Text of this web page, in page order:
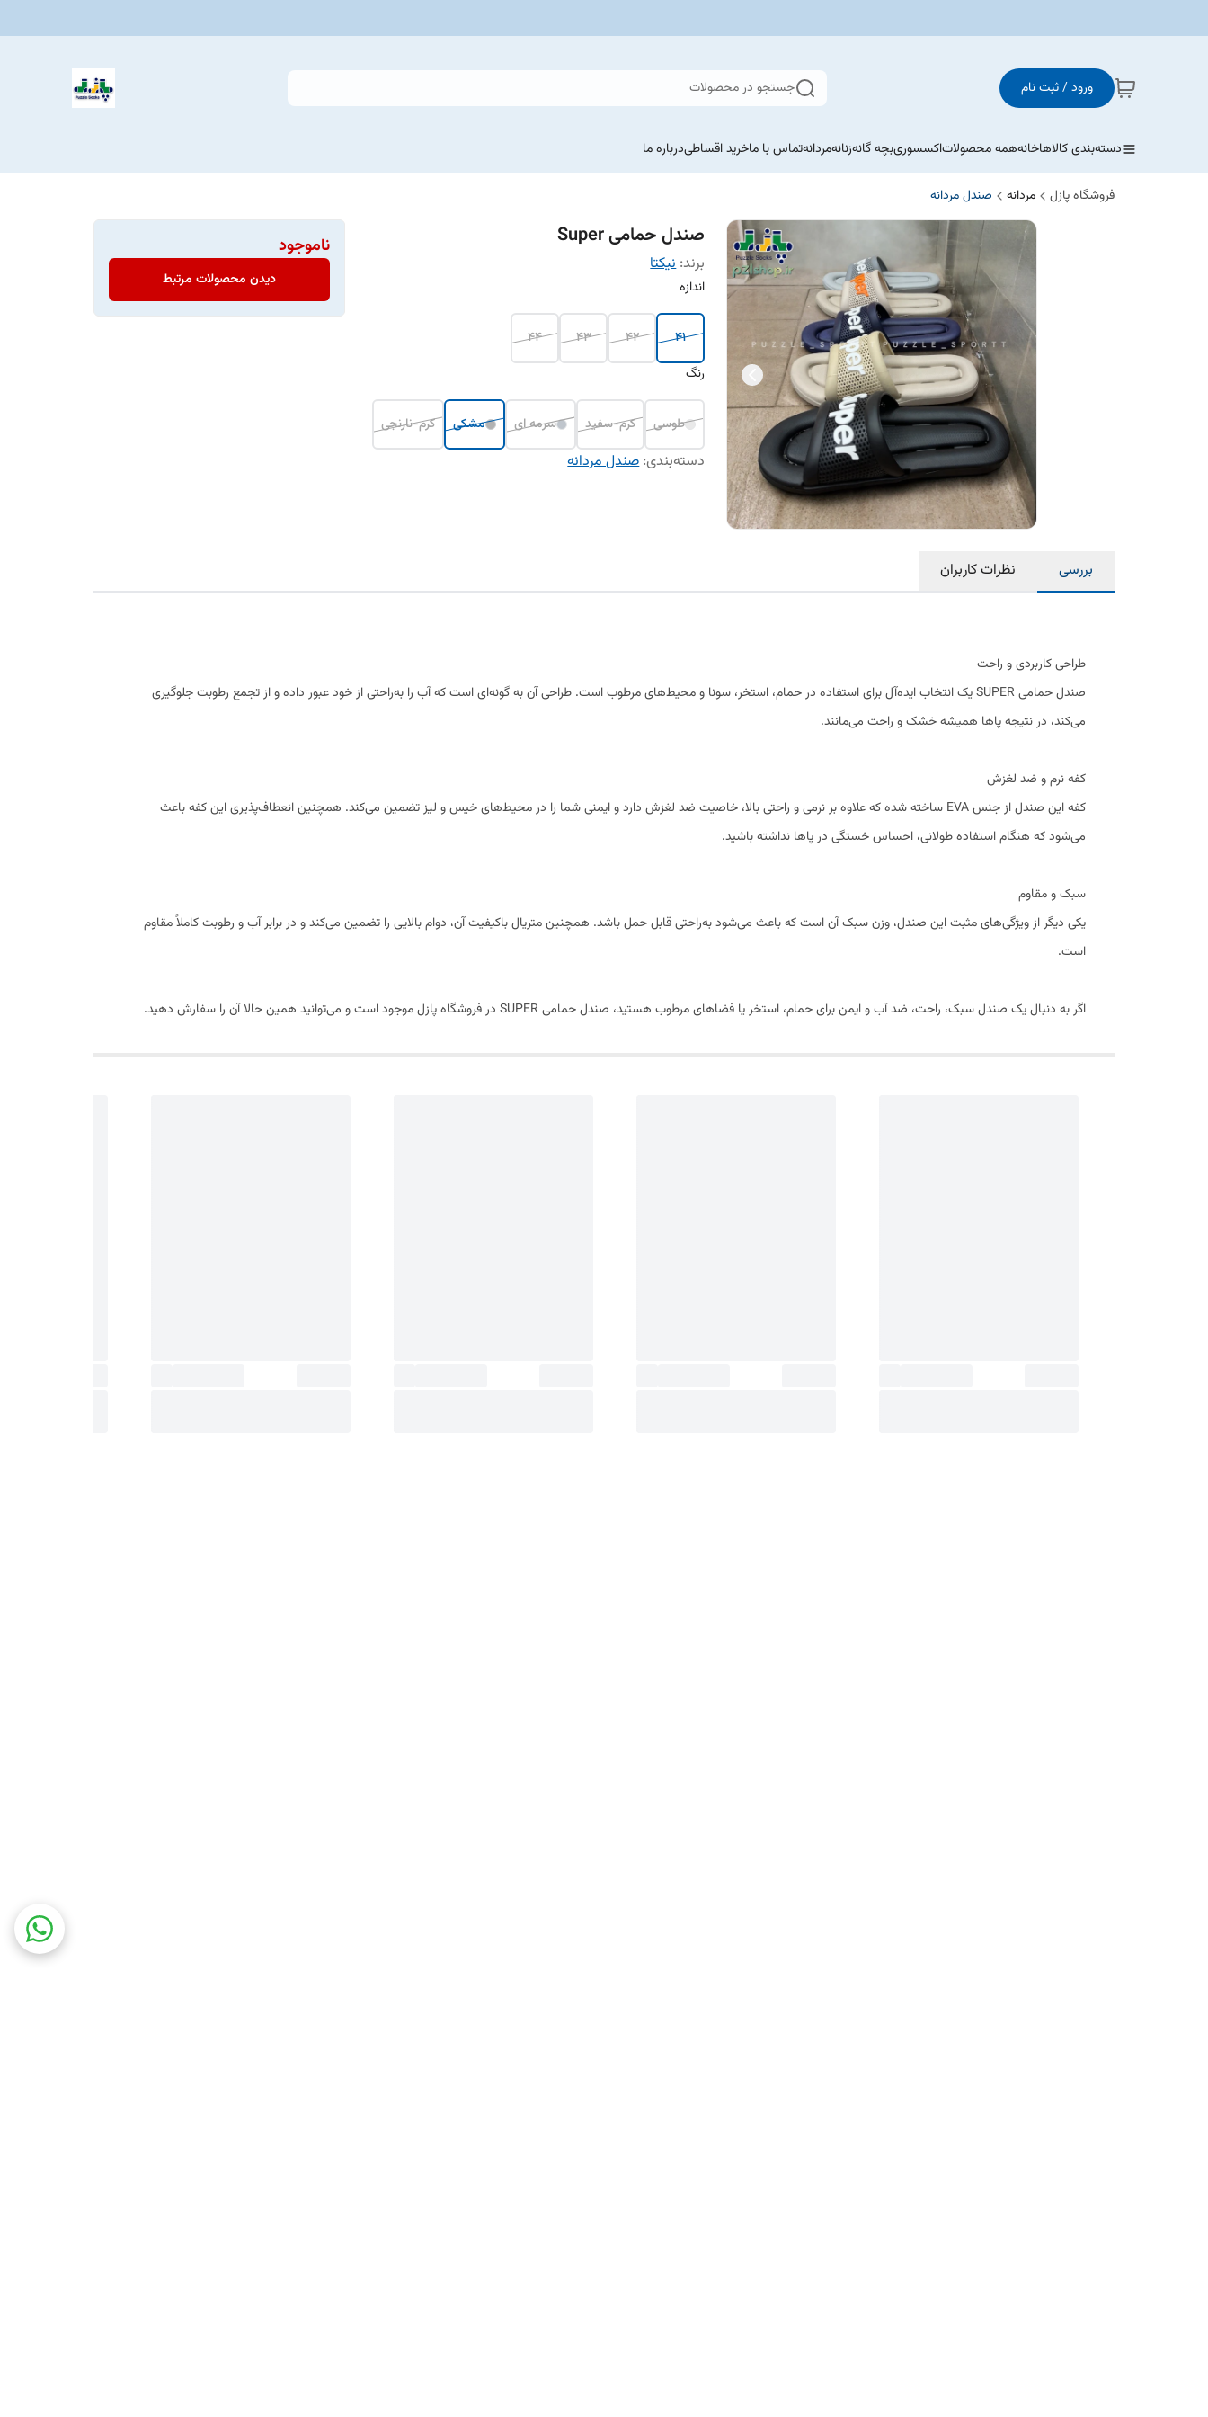
ورود / ثبت نام جستجو در محصولات
دسته‌بندی کالاهاخانههمه محصولاتاکسسوریبچه گانهزنانهمردانهتماس با ماخرید اقساطیدرباره ما
فروشگاه پازل مردانه صندل مردانه
صندل حمامی Super
برند:نیکتا
اندازه
41
42
43
44
رنگ
طوسی کرم-سفید سرمه ای مشکی کرم-نارنجی
دسته‌بندی:صندل مردانه
ناموجود
دیدن محصولات مرتبط
بررسی نظرات کاربران
طراحی کاربردی و راحت
صندل حمامی SUPER یک انتخاب ایده‌آل برای استفاده در حمام، استخر، سونا و محیط‌های مرطوب است. طراحی آن به گونه‌ای است که آب را به‌راحتی از خود عبور داده و از تجمع رطوبت جلوگیری
می‌کند، در نتیجه پاها همیشه خشک و راحت می‌مانند.
کفه نرم و ضد لغزش
کفه این صندل از جنس EVA ساخته شده که علاوه بر نرمی و راحتی بالا، خاصیت ضد لغزش دارد و ایمنی شما را در محیط‌های خیس و لیز تضمین می‌کند. همچنین انعطاف‌پذیری این کفه باعث
می‌شود که هنگام استفاده طولانی، احساس خستگی در پاها نداشته باشید.
سبک و مقاوم
یکی دیگر از ویژگی‌های مثبت این صندل، وزن سبک آن است که باعث می‌شود به‌راحتی قابل حمل باشد. همچنین متریال باکیفیت آن، دوام بالایی را تضمین می‌کند و در برابر آب و رطوبت کاملاً مقاوم
است.
اگر به دنبال یک صندل سبک، راحت، ضد آب و ایمن برای حمام، استخر یا فضاهای مرطوب هستید، صندل حمامی SUPER در فروشگاه پازل موجود است و می‌توانید همین حالا آن را سفارش دهید.